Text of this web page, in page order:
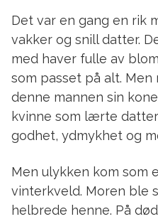
Det var en gang en rik
vakker og snill datter.
med haver fulle av
som passet på alt.
denne mannen sin
kvinne som lærte
godhet, ydmykhet og
Men ulykken kom som
vinterkveld. Moren ble
helbrede henne. På